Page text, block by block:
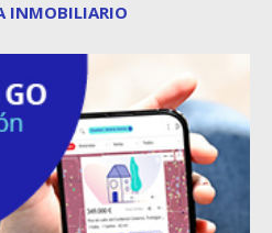
INMOBILIARIO